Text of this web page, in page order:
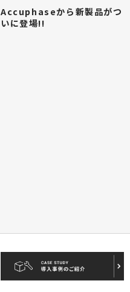
Accuphaseから新製品がつ
いに登場!!